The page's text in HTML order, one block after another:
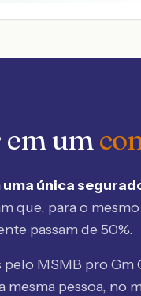
em um
única
que, para o
passam de 50%.
pelo MSMB pro Gm
mesma pessoa, no